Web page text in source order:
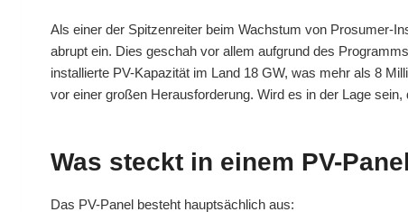
Als einer der Spitzenreiter beim Wachstum von Prosumer-
abrupt ein. Dies geschah vor allem aufgrund des
installierte PV-Kapazität im Land 18 GW, was mehr als 8
vor einer großen Herausforderung. Wird es in der Lage
Was steckt in einem PV-
Das PV-Panel besteht hauptsächlich aus: